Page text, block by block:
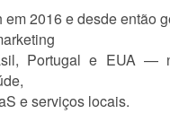
em 2016 e desde então
Portugal e EUA —
e serviços locais.